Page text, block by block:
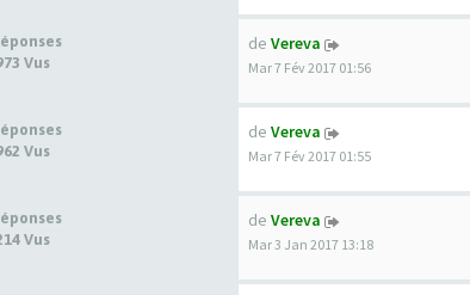
Vus
de Vereva
Mar 7 Fév 2017 01:56
Vus
de Vereva
Mar 7 Fév 2017 01:55
Vus
de Vereva
Mar 3 Jan 2017 13:18